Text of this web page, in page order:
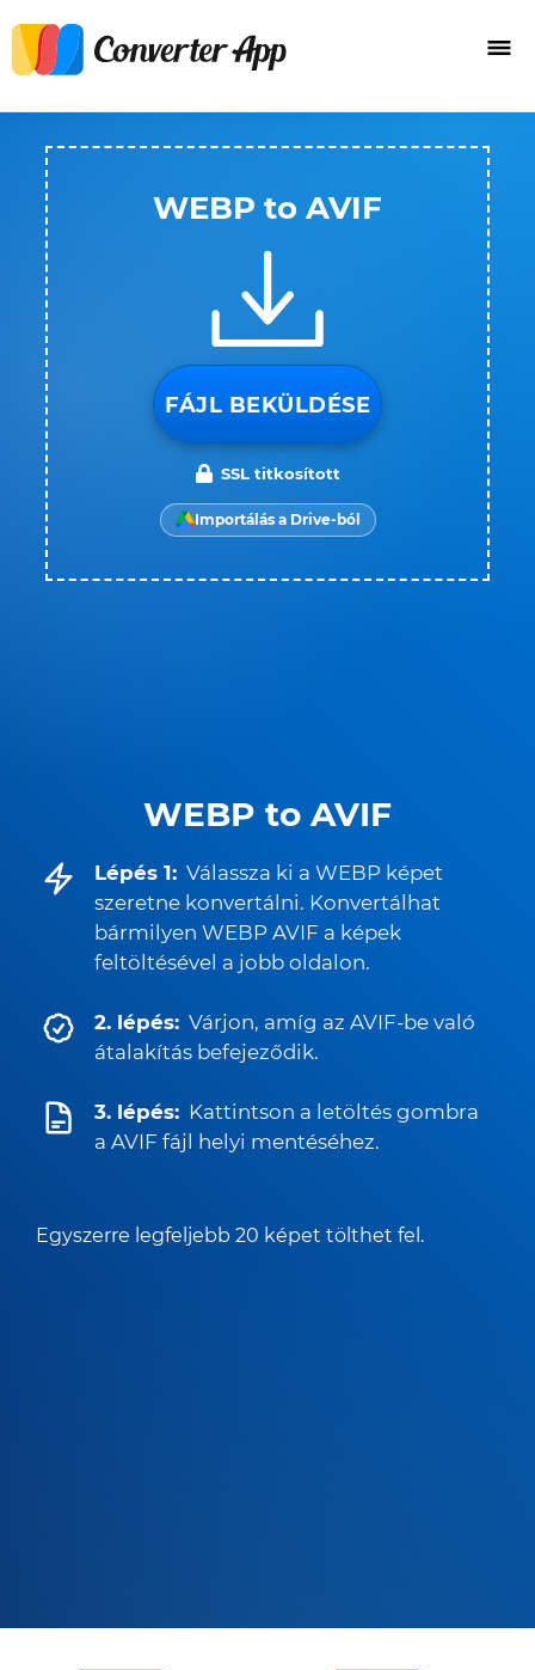
WEBP to AVIF
Lépés 1: Válassza ki a WEBP képet
szeretne konvertálni. Konvertálhat
bármilyen WEBP AVIF a képek
feltöltésével a jobb oldalon.
2. lépés: Várjon, amíg az AVIF-be való
átalakítás befejeződik.
3. lépés: Kattintson a letöltés gombra
a AVIF fájl helyi mentéséhez.
Egyszerre legfeljebb 20 képet tölthet fel.
WEBP to AVIF
FÁJL BEKÜLDÉSE
SSL titkosított
Importálás a Drive-ból